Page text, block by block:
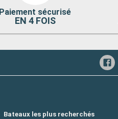
Paiement sécurisé
EN 4 FOIS
Bateaux les plus recherchés